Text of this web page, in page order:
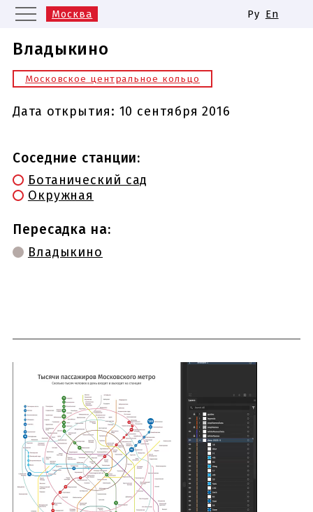
Москва
Казань
Новосибирск
Самара
Одинаковые названия станций
метро
Ру En
Владыкино
Московское центральное кольцо
Дата открытия: 10 сентября 2016
Соседние станции:
Ботанический сад
Окружная
Пересадка на:
Владыкино